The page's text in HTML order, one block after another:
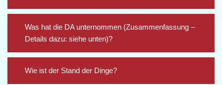
Was hat die DA unternommen (Zusammenfassung –
Details dazu: siehe unten)?
Wie ist der Stand der Dinge?